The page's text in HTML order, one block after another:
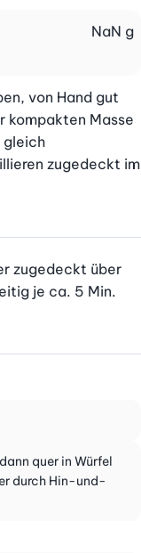
NaN g
von Hand gut
kompakten Masse
gleich
zugedeckt im
zugedeckt über
je ca. 5 Min.
quer in Würfel
durch Hin-und-